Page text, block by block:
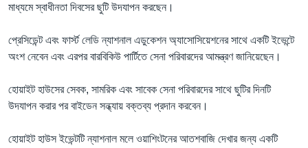
মাধ্যমে স্বাধীনতা দিবসের ছুটি উদযাপন করছেন।
প্রেসিডেন্ট এবং ফার্স্ট লেডি ন্যাশনাল এডুকেশন অ্যাসোসিয়েশনের সাথে একটি ইভেন্টে
অংশ নেবেন এবং এরপর বারবিকিউ পার্টিতে সেনা পরিবারদের আমন্ত্রণ জানিয়েছেন।
হোয়াইট হাউসের সেবক, সামরিক এবং সাবেক সেনা পরিবারদের সাথে ছুটির দিনটি
উদযাপন করার পর বাইডেন সন্ধ্যায় বক্তব্য প্রদান করবেন।
হোয়াইট হাউস ইভেন্টটি ন্যাশনাল মলে ওয়াশিংটনের আতশবাজি দেখার জন্য একটি